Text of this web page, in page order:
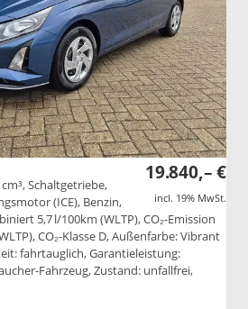
19.840,– €
incl. 19% MwSt.
cm³, Schaltgetriebe,
(ICE), Benzin,
5,7 l/100km (WLTP), CO₂-Emission
CO₂-Klasse D, Außenfarbe: Vibrant
fahrtauglich, Garantieleistung:
Fahrzeug, Zustand: unfallfrei,